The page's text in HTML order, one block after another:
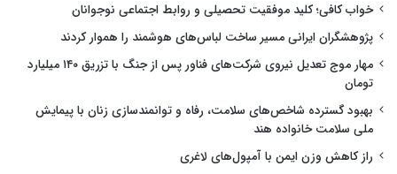
خواب کافی؛ کلید موفقیت تحصیلی و روابط اجتماعی نوجوانان
پژوهشگران ایرانی مسیر ساخت لباس‌های هوشمند را هموار کردند
مهار موج تعدیل نیروی شرکت‌های فناور پس از جنگ با تزریق ۱۴۰ میلیارد
تومان
بهبود گسترده شاخص‌های سلامت، رفاه و توانمندسازی زنان با پیمایش
ملی سلامت خانواده هند
راز کاهش وزن ایمن با آمپول‌های لاغری